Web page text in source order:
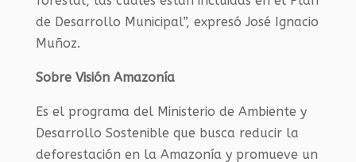
de Desarrollo Municipal”, expresó José Ignacio
Muñoz.
Sobre Visión Amazonía
Es el programa del Ministerio de Ambiente y
Desarrollo Sostenible que busca reducir la
deforestación en la Amazonía y promueve un